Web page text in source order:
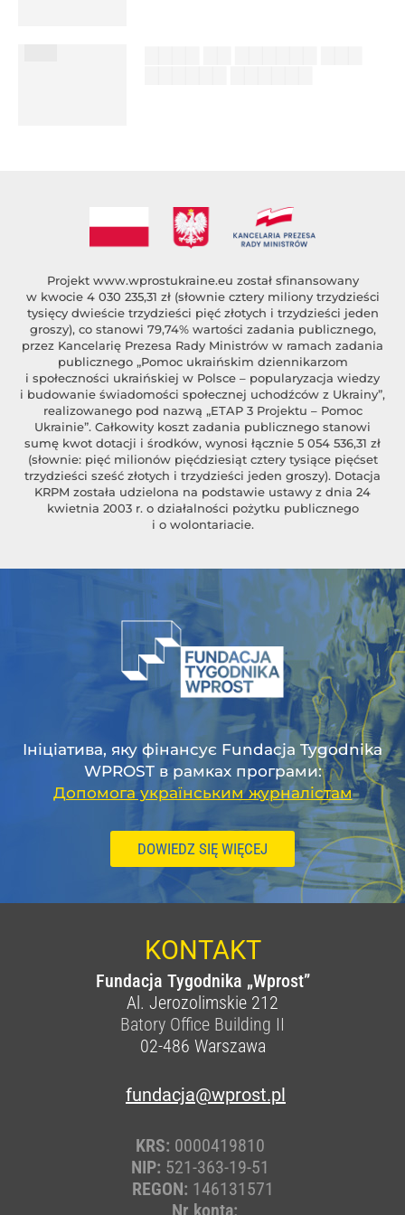
Projekt www.wprostukraine.eu został sfinansowany
w kwocie 4 030 235,31 zł (słownie cztery miliony trzydzieści
tysięcy dwieście trzydzieści pięć złotych i trzydzieści jeden
groszy), co stanowi 79,74% wartości zadania publicznego,
przez Kancelarię Prezesa Rady Ministrów w ramach zadania
publicznego „Pomoc ukraińskim dziennikarzom
i społeczności ukraińskiej w Polsce – popularyzacja wiedzy
i budowanie świadomości społecznej uchodźców z Ukrainy”,
realizowanego pod nazwą „ETAP 3 Projektu – Pomoc
Ukrainie”. Całkowity koszt zadania publicznego stanowi
sumę kwot dotacji i środków, wynosi łącznie 5 054 536,31 zł
(słownie: pięć milionów pięćdziesiąt cztery tysiące pięćset
trzydzieści sześć złotych i trzydzieści jeden groszy). Dotacja
KRPM została udzielona na podstawie ustawy z dnia 24
kwietnia 2003 r. o działalności pożytku publicznego
i o wolontariacie.
Ініціатива, яку фінансує Fundacja Tygodnika
WPROST в рамках програми:
Допомога українським журналістам
DOWIEDZ SIĘ WIĘCEJ
KONTAKT
Fundacja Tygodnika „Wprost”
Al. Jerozolimskie 212
Batory Office Building II
02-486 Warszawa
fundacja@wprost.pl
KRS: 0000419810
NIP: 521-363-19-51
REGON: 146131571